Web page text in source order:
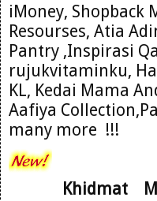
iMoney, Shopback
Resourses, Atia
Pantry ,Inspirasi
rujukvitaminku,
KL, Kedai Mama
Aafiya
many more !!!
Khidmat